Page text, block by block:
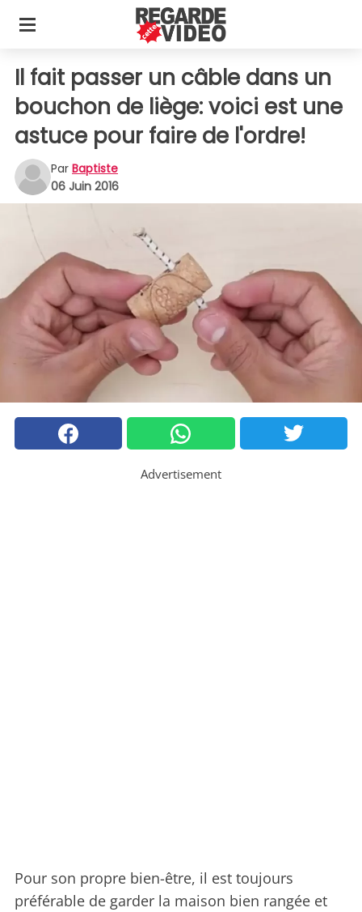
Il fait passer un câble dans un
bouchon de liège: voici est une
astuce pour faire de l'ordre!
Par Baptiste
06 Juin 2016
Advertisement
Pour son propre bien-être, il est toujours
préférable de garder la maison bien rangée et